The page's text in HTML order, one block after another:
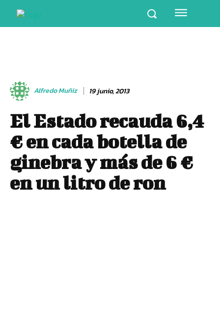
Alfredo Muñiz 19 junio, 2013
El Estado recauda 6,4
€ en cada botella de
ginebra y más de 6 €
en un litro de ron